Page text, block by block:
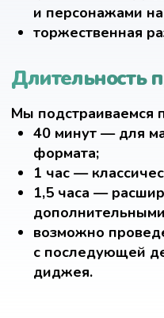
Наши новогодние
в Краснодаре